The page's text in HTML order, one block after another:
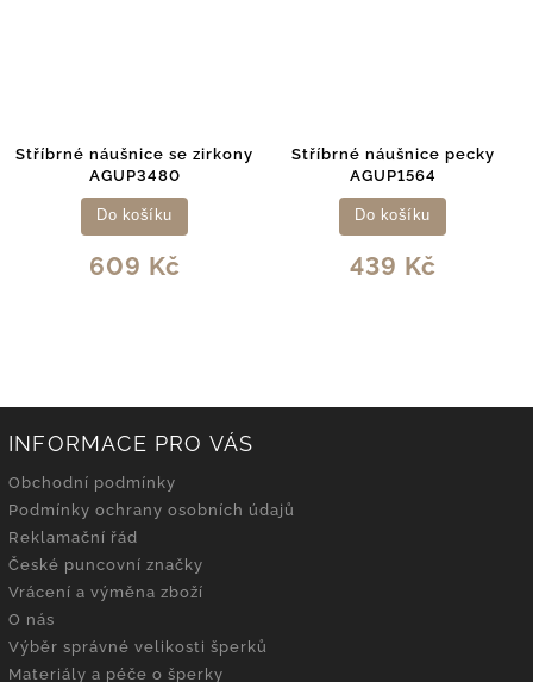
Stříbrné náušnice se zirkony
AGUP3480
609 Kč
Do košíku
Stříbrné náušnice pecky
AGUP1564
439 Kč
Do košíku
INFORMACE PRO VÁS
Obchodní podmínky
Podmínky ochrany osobních údajů
Reklamační řád
České puncovní značky
Vrácení a výměna zboží
O nás
Výběr správné velikosti šperků
Materiály a péče o šperky